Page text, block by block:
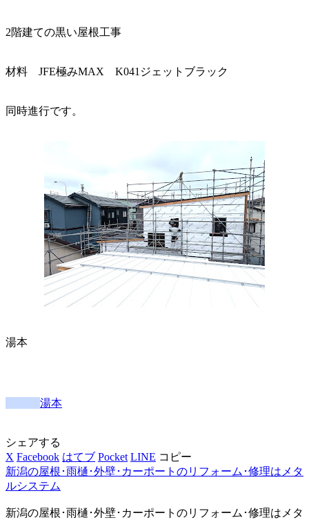
2階建ての黒い屋根工事
材料 JFE極みMAX K041ジェットブラック
同時進行です。
湯本
湯本
シェアする
X Facebook はてブ Pocket LINE コピー
新潟の屋根･雨樋･外壁･カーポートのリフォーム･修理はメタ
ルシステム
新潟の屋根･雨樋･外壁･カーポートのリフォーム･修理はメタ